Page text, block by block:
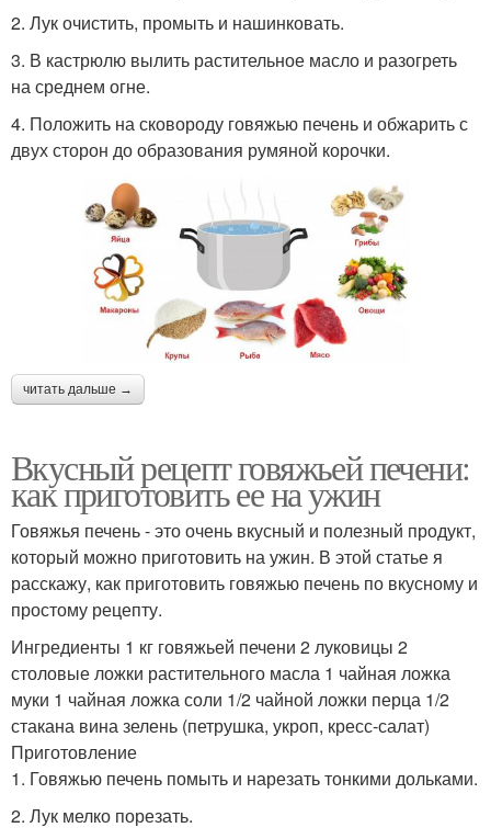
2. Лук очистить, промыть и нашинковать.
3. В кастрюлю вылить растительное масло и разогреть
на среднем огне.
4. Положить на сковороду говяжью печень и обжарить с
двух сторон до образования румяной корочки.
читать дальше →
Вкусный рецепт говяжьей печени:
как приготовить ее на ужин
Говяжья печень - это очень вкусный и полезный продукт,
который можно приготовить на ужин. В этой статье я
расскажу, как приготовить говяжью печень по вкусному и
простому рецепту.
Ингредиенты 1 кг говяжьей печени 2 луковицы 2
столовые ложки растительного масла 1 чайная ложка
муки 1 чайная ложка соли 1/2 чайной ложки перца 1/2
стакана вина зелень (петрушка, укроп, кресс-салат)
Приготовление
1. Говяжью печень помыть и нарезать тонкими дольками.
2. Лук мелко порезать.